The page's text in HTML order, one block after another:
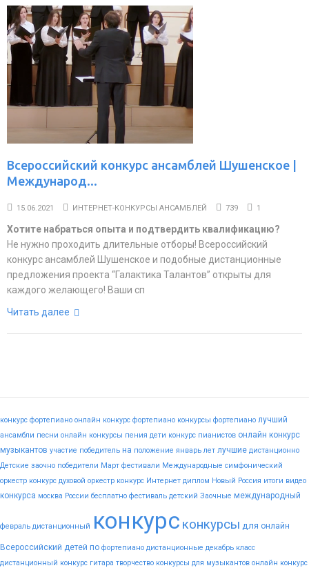
Всероссийский конкурс ансамблей Шушенское |
Международ...
15.06.2021 ИНТЕРНЕТ-КОНКУРСЫ АНСАМБЛЕЙ 739 1
Хотите набраться опыта и подтвердить квалификацию?
Не нужно проходить длительные отборы! Всероссийский
конкурс ансамблей Шушенское и подобные дистанционные
предложения проекта “Галактика Талантов” открыты для
каждого желающего! Ваши сп
Читать далее
конкурс фортепиано онлайн конкурс фортепиано конкурсы фортепиано лучший
ансамбли песни онлайн конкурсы пения дети конкурс пианистов онлайн конкурс
музыкантов участие победитель на положение январь лет лучшие дистанционно
Детские заочно победители Март фестивали Международные симфонический
оркестр конкурс духовой оркестр конкурс Интернет диплом Новый Россия итоги видео
конкурса москва России бесплатно фестиваль детский Заочные международный
февраль дистанционный конкурс конкурсы для онлайн
Всероссийский детей по фортепиано дистанционные декабрь класс
дистанционный конкурс гитара творчество конкурсы для музыкантов онлайн конкурс